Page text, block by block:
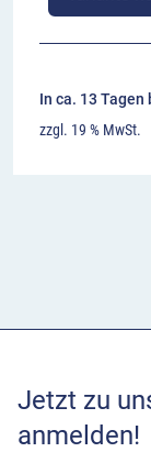
In ca. 13 Tagen
zzgl. 19 % MwSt.
Jetzt zu
anmelden!